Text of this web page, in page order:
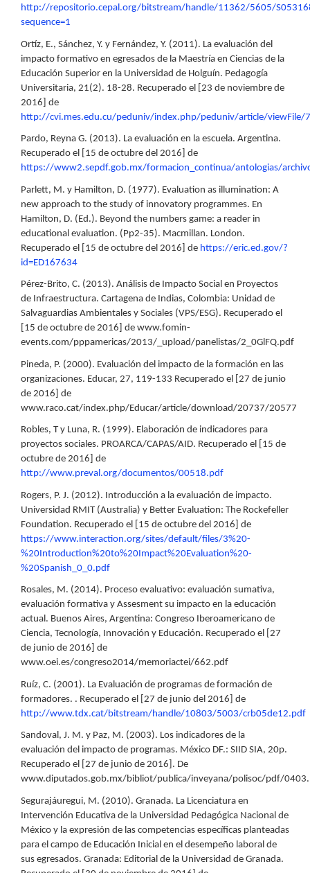
http://repositorio.cepal.org/bitstream/handle/11362/5605/
sequence=1
Ortíz, E., Sánchez, Y. y Fernández, Y. (2011). La evaluación del
impacto formativo en egresados de la Maestría en Ciencias de la
Educación Superior en la Universidad de Holguín. Pedagogía
Universitaria, 21(2). 18-28. Recuperado el [23 de noviembre de
2016] de
http://cvi.mes.edu.cu/peduniv/index.php/peduniv/article/viewFile/
Pardo, Reyna G. (2013). La evaluación en la escuela. Argentina.
Recuperado el [15 de octubre del 2016] de
https://www2.sepdf.gob.mx/formacion_continua/antologias/
Parlett, M. y Hamilton, D. (1977). Evaluation as illumination: A
new approach to the study of innovatory programmes. En
Hamilton, D. (Ed.). Beyond the numbers game: a reader in
educational evaluation. (Pp2-35). Macmillan. London.
Recuperado el [15 de octubre del 2016] de https://eric.ed.gov/?
id=ED167634
Pérez-Brito, C. (2013). Análisis de Impacto Social en Proyectos
de Infraestructura. Cartagena de Indias, Colombia: Unidad de
Salvaguardias Ambientales y Sociales (VPS/ESG). Recuperado el
[15 de octubre de 2016] de www.fomin-
events.com/pppamericas/2013/_upload/panelistas/2_0GlFQ.pdf
Pineda, P. (2000). Evaluación del impacto de la formación en las
organizaciones. Educar, 27, 119-133 Recuperado el [27 de junio
de 2016] de
www.raco.cat/index.php/Educar/article/download/20737/20577
Robles, T y Luna, R. (1999). Elaboración de indicadores para
proyectos sociales. PROARCA/CAPAS/AID. Recuperado el [15 de
octubre de 2016] de
http://www.preval.org/documentos/00518.pdf
Rogers, P. J. (2012). Introducción a la evaluación de impacto.
Universidad RMIT (Australia) y Better Evaluation: The Rockefeller
Foundation. Recuperado el [15 de octubre del 2016] de
https://www.interaction.org/sites/default/files/3%20-
%20Introduction%20to%20Impact%20Evaluation%20-
%20Spanish_0_0.pdf
Rosales, M. (2014). Proceso evaluativo: evaluación sumativa,
evaluación formativa y Assesment su impacto en la educación
actual. Buenos Aires, Argentina: Congreso Iberoamericano de
Ciencia, Tecnología, Innovación y Educación. Recuperado el [27
de junio de 2016] de
www.oei.es/congreso2014/memoriactei/662.pdf
Ruíz, C. (2001). La Evaluación de programas de formación de
formadores. . Recuperado el [27 de junio del 2016] de
http://www.tdx.cat/bitstream/handle/10803/5003/crb05de12.pdf
Sandoval, J. M. y Paz, M. (2003). Los indicadores de la
evaluación del impacto de programas. México DF.: SIID SIA, 20p.
Recuperado el [27 de junio de 2016]. De
www.diputados.gob.mx/bibliot/publica/inveyana/polisoc/pdf/
Segurajáuregui, M. (2010). Granada. La Licenciatura en
Intervención Educativa de la Universidad Pedagógica Nacional de
México y la expresión de las competencias específicas planteadas
para el campo de Educación Inicial en el desempeño laboral de
sus egresados. Granada: Editorial de la Universidad de Granada.